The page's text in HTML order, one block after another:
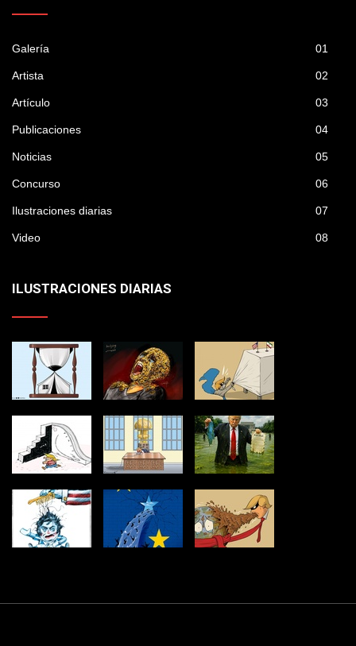
Galería 01
Artista 02
Artículo 03
Publicaciones 04
Noticias 05
Concurso 06
Ilustraciones diarias 07
Video 08
ILUSTRACIONES DIARIAS